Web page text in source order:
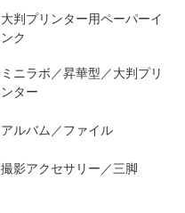
大判プリンター用ペーパーイ
ンク
ミニラボ／昇華型／大判プリ
ンター
アルバム／ファイル
撮影アクセサリー／三脚